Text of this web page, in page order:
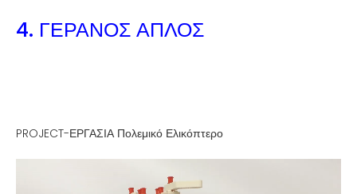
4. ΓΕΡΑΝΟΣ ΑΠΛΟΣ
PROJECT-ΕΡΓΑΣΙΑ Πολεμικό Ελικόπτερο